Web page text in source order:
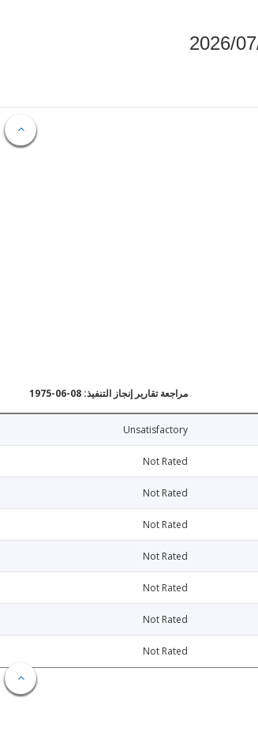
مراجعة تقارير إنجاز التنفيذ: 08-06-1975
Unsatisfactory
Not Rated
Not Rated
Not Rated
Not Rated
Not Rated
Not Rated
Not Rated